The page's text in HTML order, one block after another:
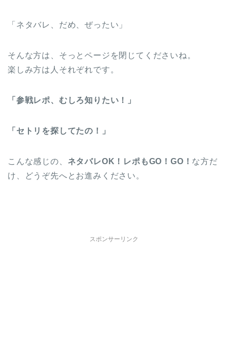
「ネタバレ、だめ、ぜったい」
そんな方は、そっとページを閉じてくださいね。
楽しみ方は人それぞれです。
「参戦レポ、むしろ知りたい！」
「セトリを探してたの！」
こんな感じの、 ネタバレOK！レポもGO！GO！ な方だ
け、どうぞ先へとお進みください。
スポンサーリンク